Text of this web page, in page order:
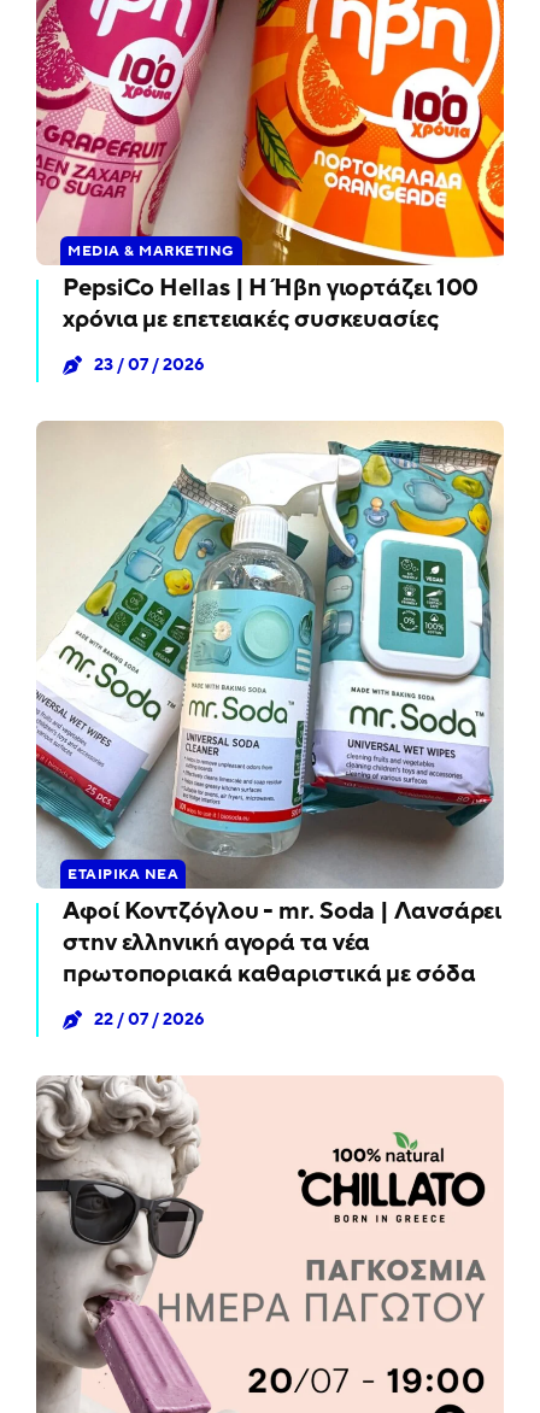
MEDIA & MARKETING
PepsiCo Hellas | Η Ήβη γιορτάζει 100
χρόνια με επετειακές συσκευασίες
23 / 07 / 2026
ΕΤΑΙΡΙΚΆ ΝΈΑ
Αφοί Κοντζόγλου - mr. Soda | Λανσάρει
στην ελληνική αγορά τα νέα
πρωτοποριακά καθαριστικά με σόδα
22 / 07 / 2026